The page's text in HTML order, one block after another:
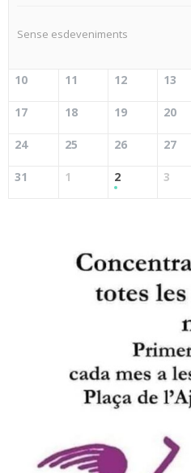
Sense esdeveniments
10 11 12 13
17 18 19 20
24 25 26 27
31 1 2 3